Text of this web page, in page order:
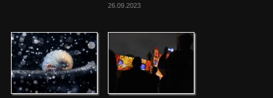
26.09.2023